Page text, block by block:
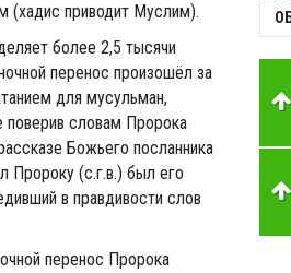
(хадис приводит Муслим).
более 2,5 тысячи
перенос произошёл за
для мусульман,
поверив словам Пророка
Божьего посланника
Пророку (с.г.в.) был его
в правдивости слов
перенос Пророка